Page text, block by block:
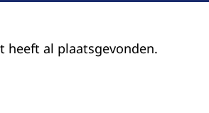
heeft al plaatsgevonden.